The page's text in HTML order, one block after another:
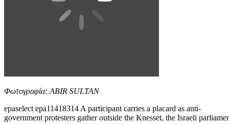
Φωτογραφία: ABIR SULTAN
epaselect epa11418314 A participant carries a placard as anti-
government protesters gather outside the Knesset, the Israeli